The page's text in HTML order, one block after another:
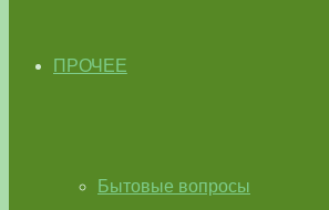
ПРОЧЕЕ
Бытовые вопросы